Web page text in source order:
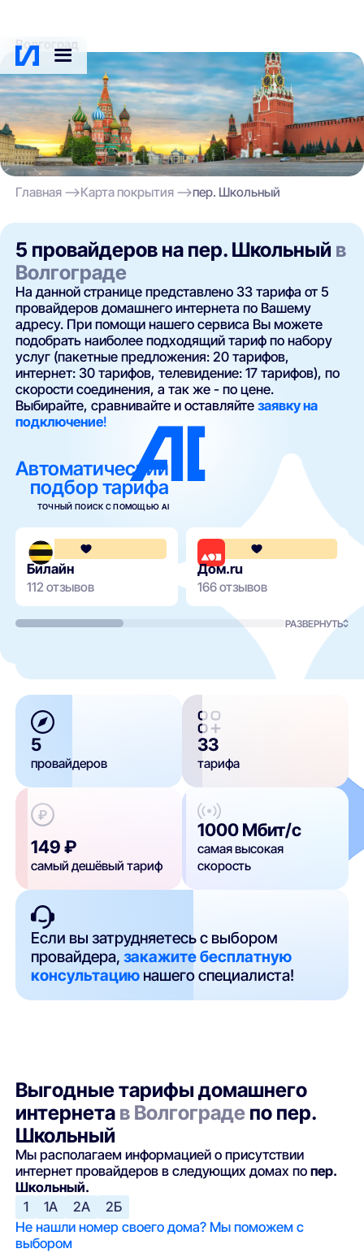
Волгоград
Главная Карта покрытия пер. Школьный
5 провайдеров на пер. Школьный в
Волгограде
На данной странице представлено 33 тарифа от 5
провайдеров домашнего интернета по Вашему
адресу. При помощи нашего сервиса Вы можете
подобрать наиболее подходящий тариф по набору
услуг (пакетные предложения: 20 тарифов,
интернет: 30 тарифов, телевидение: 17 тарифов), по
скорости соединения, а так же - по цене.
Выбирайте, сравнивайте и оставляйтезаявку на
подключение!
Автоматический
подбор тарифа
ТОЧНЫЙ ПОИСК С ПОМОЩЬЮ AI
3.6
Билайн
112 отзывов
Дом.ru
166 отзывов
РАЗВЕРНУТЬ
5
провайдеров
33
тарифа
149 ₽
самый дешёвый тариф
1000 Мбит/с
самая высокая
скорость
Если вы затрудняетесь с выбором
провайдера,закажите бесплатную
консультацию нашего специалиста!
Выгодные тарифы домашнего
интернета в Волгограде по пер.
Школьный
Мы располагаем информацией о присутствии
интернет провайдеров в следующих домах попер.
Школьный.
1
1А 2А
2Б
Не нашли номер своего дома? Мы поможем с
выбором